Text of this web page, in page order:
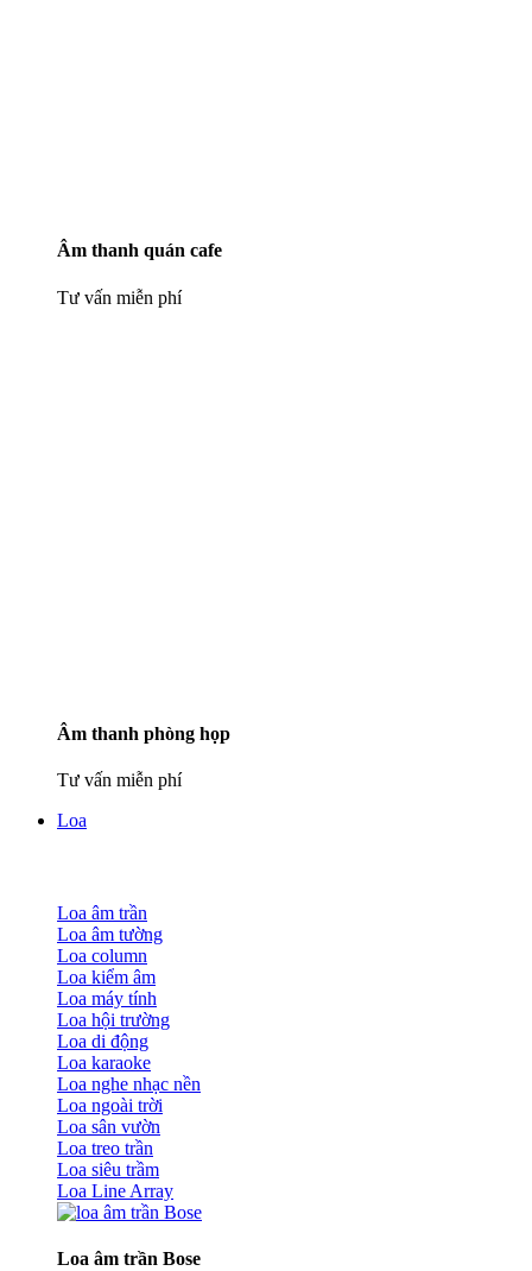
Âm thanh quán cafe
Tư vấn miễn phí
Âm thanh phòng họp
Tư vấn miễn phí
Loa
Loa âm trần
Loa âm tường
Loa column
Loa kiểm âm
Loa máy tính
Loa hội trường
Loa di động
Loa karaoke
Loa nghe nhạc nền
Loa ngoài trời
Loa sân vườn
Loa treo trần
Loa siêu trầm
Loa Line Array
Loa âm trần Bose